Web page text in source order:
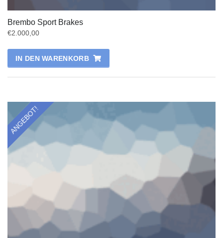
Brembo Sport Brakes
€2.000,00
IN DEN WARENKORB
ANGEBOT!